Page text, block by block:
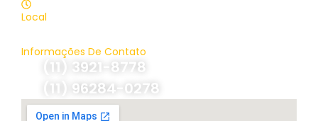
Local
Informações De Contato
(11) 3921-8778
(11) 96284-0278